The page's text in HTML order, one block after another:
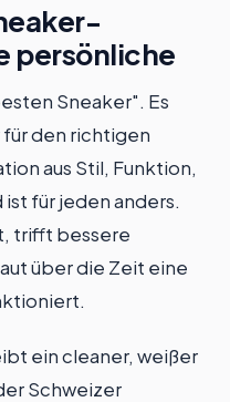
persönliche
Sneaker". Es
den richtigen
aus Stil, Funktion,
für jeden anders.
trifft bessere
über die Zeit eine
ein cleaner, weißer
Schweizer